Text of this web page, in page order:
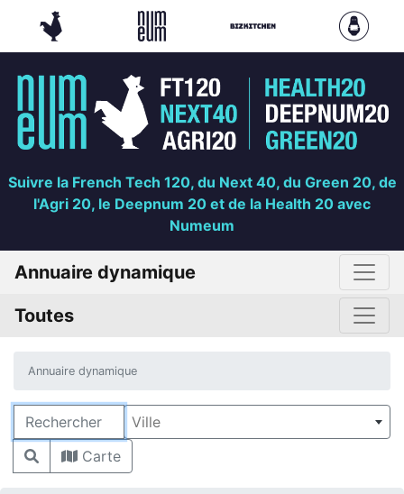
Suivre la French Tech 120, du Next 40, du Green 20, de
l'Agri 20, le Deepnum 20 et de la Health 20 avec
Numeum
Annuaire dynamique
Toutes
Annuaire dynamique
Rechercher
Ville
Carte